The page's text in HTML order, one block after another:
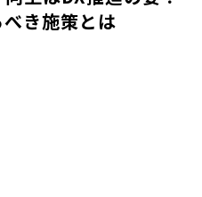
き施策とは